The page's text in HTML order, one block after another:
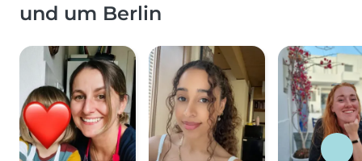
und um Berlin